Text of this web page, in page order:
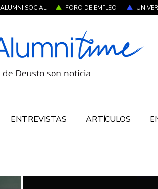
ALUMNI SOCIAL FORO DE EMPLEO
ENTREVISTAS ARTÍCULOS